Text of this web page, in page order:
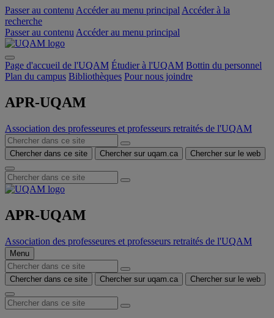
Passer au contenu Accéder au menu principal Accéder à la
recherche
Passer au contenu Accéder au menu principal
Page d'accueil de l'UQAM Étudier à l'UQAM Bottin du personnel
Plan du campus Bibliothèques Pour nous joindre
APR-UQAM
Association des professeures et professeurs retraités de l'UQAM
Chercher dans ce site Chercher sur uqam.ca Chercher sur le web
APR-UQAM
Association des professeures et professeurs retraités de l'UQAM
Menu
Chercher dans ce site Chercher sur uqam.ca Chercher sur le web